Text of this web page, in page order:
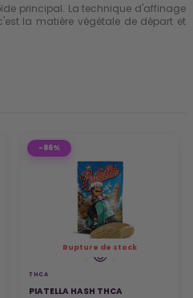
principal. La technique d'affinage
la matière végétale de départ et
-86%
Rupture de stock
THCA
PIATELLA HASH THCA